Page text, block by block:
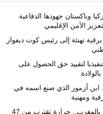
وباكستان جهودها الدفاعية
الأمن الإقليمي
تهنئة إلى رئيس كوت ديفوار
لتقييد حق الحصول على
ابن أزمور الذي صنع اسمه في
ومهنية
لهيب الصيف يشتد بالمغرب.. حرارة تقترب من 47